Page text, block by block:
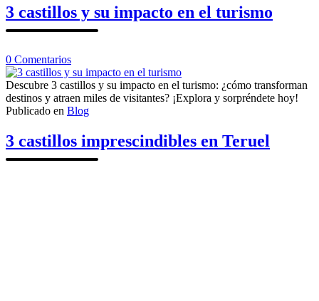
3 castillos y su impacto en el turismo
0 Comentariosen
3
castillos
y
su
el
turismo
Descubre 3 castillos y su impacto en el turismo: ¿cómo transforman
destinos y atraen miles de visitantes? ¡Explora y sorpréndete hoy!
Publicado en Blog
3 castillos imprescindibles en Teruel